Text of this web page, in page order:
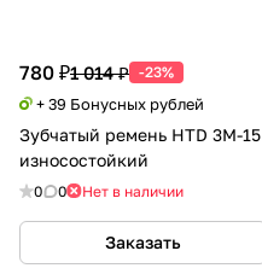
780 ₽1 014 ₽ -23%
+ 39 Бонусных рублей
Зубчатый ремень HTD 3M-15
износостойкий
0 0 Нет в наличии
Заказать